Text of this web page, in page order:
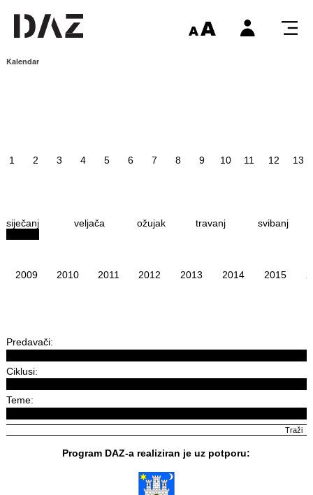
Kalendar
1 2 3 4 5 6 7 8 9 10 11 12 13
siječanj veljača ožujak travanj svibanj
2009 2010 2011 2012 2013 2014 2015
Predavači:
Ciklusi:
Teme:
Program DAZ-a realiziran je uz potporu: